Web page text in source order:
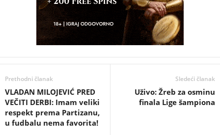
Prethodni članak
VLADAN MILOJEVIĆ PRED
VEČITI DERBI: Imam veliki
respekt prema Partizanu,
u fudbalu nema favorita!
Sledeći članak
Uživo: Žreb za osminu
finala Lige šampiona